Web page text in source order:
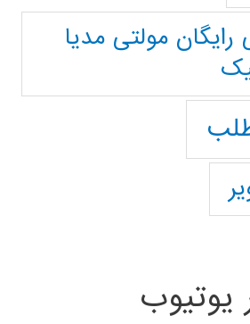
رایگان مولتی مدیا
یوتیوب